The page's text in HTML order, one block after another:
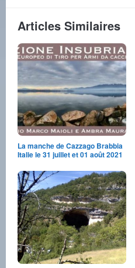
Articles Similaires
La manche de Cazzago Brabbia
Italie le 31 juillet et 01 août 2021